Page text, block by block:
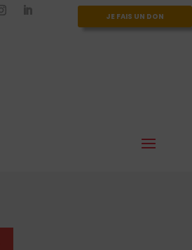
JE FAIS UN DON